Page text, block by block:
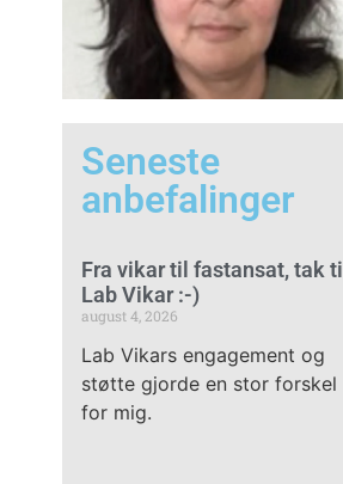
Seneste
anbefalinger
Fra vikar til fastansat, tak til
Lab Vikar :-)
august 4, 2026
Lab Vikars engagement og
støtte gjorde en stor forskel
for mig.